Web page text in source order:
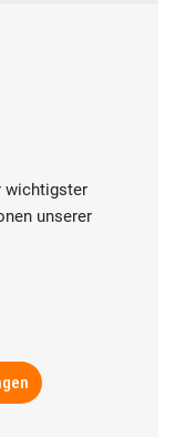
wichtigster
unserer